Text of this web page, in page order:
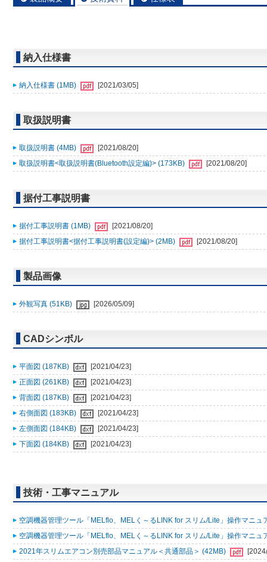
納入仕様書
納入仕様書 (1MB) [2021/03/05]
取扱説明書
取扱説明書 (4MB)
[2021/08/20]
取扱説明書<取扱説明書(Bluetooth設定編)> (173KB)
[2021/08/20]
据付工事説明書
据付工事説明書 (1MB)
[2021/08/20]
据付工事説明書<据付工事説明書(設定編)> (2MB)
[2021/08/20]
製品画像
外観写真 (51KB) [2026/05/09]
CADシンボル
平面図 (187KB)
[2021/04/23]
正面図 (261KB)
[2021/04/23]
背面図 (187KB)
[2021/04/23]
右側面図 (183KB)
[2021/04/23]
左側面図 (184KB)
[2021/04/23]
下面図 (184KB)
[2021/04/23]
技術・工事マニュアル
空調機器管理ツール「MELflo、MELく～るLINK for スリム/Lite」操作マニュ
空調機器管理ツール「MELflo、MELく～るLINK for スリム/Lite」操作マニュ
2021年スリムエアコン別売部品マニュアル＜共通部品＞ (42MB)